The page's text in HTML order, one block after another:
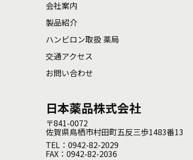
会社案内
製品紹介
ハンビロン取扱 薬局
交通アクセス
お問い合わせ
日本薬品株式会社
〒841-0072
佐賀県鳥栖市村田町五反三歩1483番13
TEL：0942-82-2029
FAX：0942-82-2036